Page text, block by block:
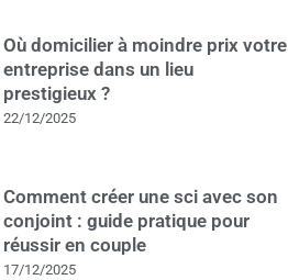
Où domicilier à moindre prix votre
entreprise dans un lieu
prestigieux ?
22/12/2025
Comment créer une sci avec son
conjoint : guide pratique pour
réussir en couple
17/12/2025